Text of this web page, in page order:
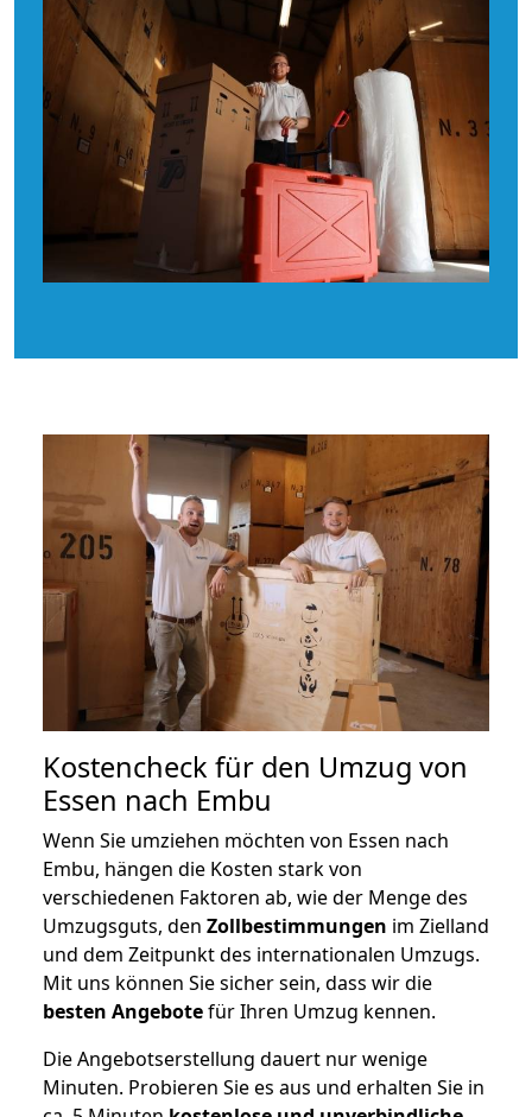
Kostencheck für den Umzug von
Essen nach Embu
Wenn Sie umziehen möchten von Essen nach
Embu, hängen die Kosten stark von
verschiedenen Faktoren ab, wie der Menge des
Umzugsguts, den Zollbestimmungen im Zielland
und dem Zeitpunkt des internationalen Umzugs.
Mit uns können Sie sicher sein, dass wir die
besten Angebotefür Ihren Umzug kennen.
Die Angebotserstellung dauert nur wenige
Minuten. Probieren Sie es aus und erhalten Sie in